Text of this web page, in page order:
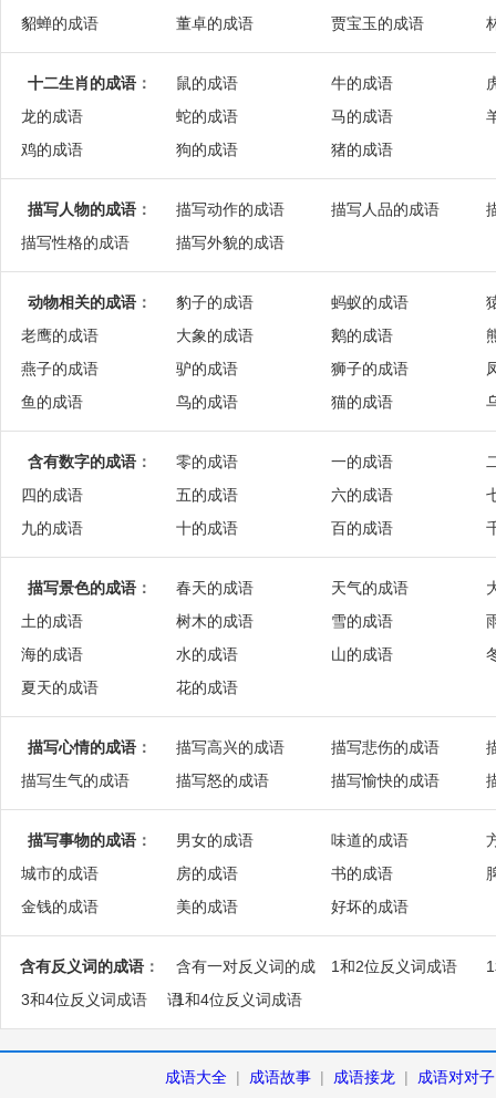
貂蝉的成语
董卓的成语 贾宝玉的成语
十二生肖的成语 ： 鼠的成语 牛的成语
龙的成语
蛇的成语 马的成语
鸡的成语
狗的成语 猪的成语
描写人物的成语 ： 描写动作的成语 描写人品的成语
描写性格的成语
描写外貌的成语
动物相关的成语 ： 豹子的成语 蚂蚁的成语
老鹰的成语
大象的成语 鹅的成语
燕子的成语
驴的成语 狮子的成语
鱼的成语
鸟的成语 猫的成语
含有数字的成语 ： 零的成语 一的成语
四的成语
五的成语 六的成语
九的成语
十的成语 百的成语
描写景色的成语 ： 春天的成语 天气的成语
土的成语
树木的成语 雪的成语
海的成语
水的成语 山的成语
夏天的成语
花的成语
描写心情的成语 ： 描写高兴的成语 描写悲伤的成语
描写生气的成语
描写怒的成语 描写愉快的成语
描写事物的成语 ： 男女的成语 味道的成语
城市的成语
房的成语 书的成语
金钱的成语
美的成语 好坏的成语
含有反义词的成语 ：
含有一对反义词的成
语
1和2位反义词成语
3和4位反义词成语
1和4位反义词成语
成语大全 | 成语故事 | 成语接龙 |
成语对对子